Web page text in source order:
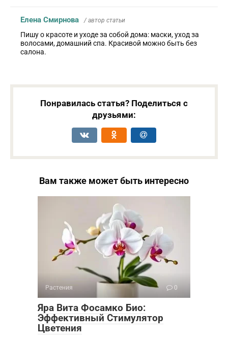
Елена Смирнова / автор статьи
Пишу о красоте и уходе за собой дома: маски, уход за
волосами, домашний спа. Красивой можно быть без
салона.
Понравилась статья? Поделиться с
друзьями:
Вам также может быть интересно
Растения 0
Яра Вита Фосамко Био:
Эффективный Стимулятор
Цветения